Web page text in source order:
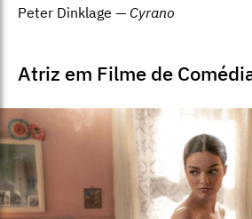
Peter Dinklage — Cyrano
Atriz em Filme de